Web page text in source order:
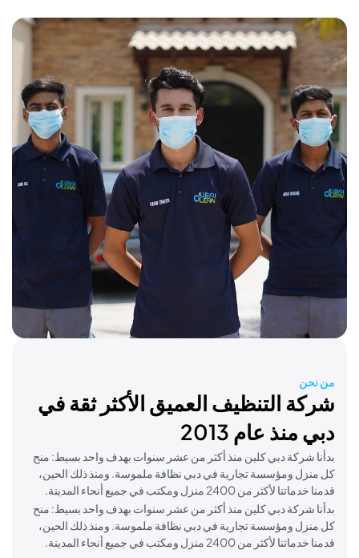
التنظيف العميق الأكثر ثقة في
عام 2013
شركة دبي كلين منذ أكثر من عشر سنوات بهدف واحد بسيط: منح
ومؤسسة تجارية في دبي نظافة ملموسة. ومنذ ذلك الحين،
من 2400 منزل ومكتب في جميع أنحاء المدينة.
شركة دبي كلين منذ أكثر من عشر سنوات بهدف واحد بسيط: منح
ومؤسسة تجارية في دبي نظافة ملموسة. ومنذ ذلك الحين،
من 2400 منزل ومكتب في جميع أنحاء المدينة.